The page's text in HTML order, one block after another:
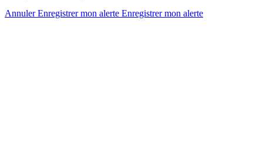
AnnulerEnregistrer mon alerte Enregistrermon alerte